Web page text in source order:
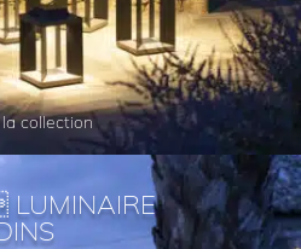
collection
LUMINAIRE